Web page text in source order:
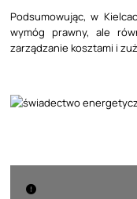
Podsumowując, w
wymóg prawny, ale
zarządzanie kosztami i